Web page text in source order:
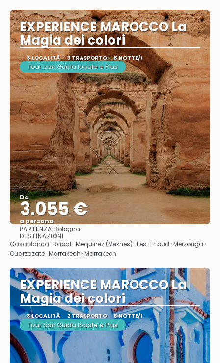
EXPERIENCE MAROCCO La
Magia dei colori
8 LOCALITÀ 3 TRASPORTO 8 NOTTE/I
Tour con Guida locale e Plus
Da
3.055 €
a persona
PARTENZA:Bologna
DESTINAZIONI
Casablanca · Rabat · Mequinez (Meknes) · Fes · Erfoud · Merzouga ·
Ouarzazate · Marrakech · Marrakech
EXPERIENCE MAROCCO La
Magia dei colori
8 LOCALITÀ 2 TRASPORTO 8 NOTTE/I
Tour con Guida locale e Plus